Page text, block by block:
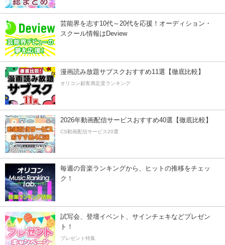
芸能界を志す10代～20代を応援！オーディション・
スクール情報はDeview
漫画読み放題サブスクおすすめ11選【徹底比較】
オリコン顧客満足度ランキング
2026年動画配信サービスおすすめ40選【徹底比較】
CS動画配信サービス20選
毎週の音楽ランキングから、ヒットの推移をチェッ
ク！
試写会、登壇イベント、サインチェキなどプレゼン
ト！
プレゼント特集